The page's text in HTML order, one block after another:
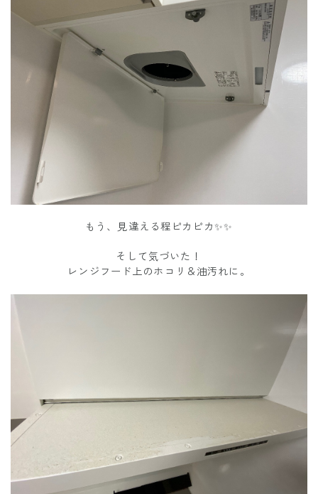
もう、見違える程ピカピカ✨✨
そして気づいた！
レンジフード上のホコリ＆油汚れに。